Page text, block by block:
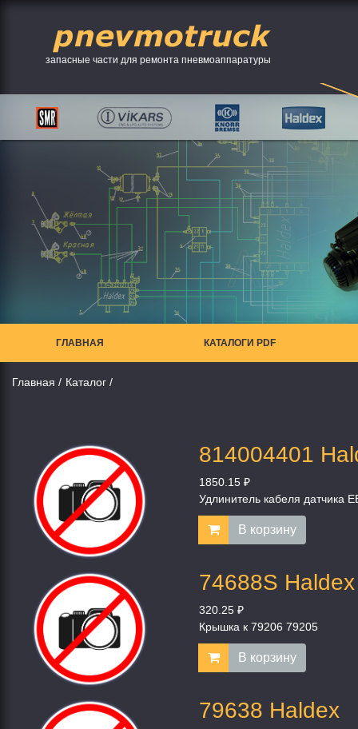
запасные части для ремонта пневмоаппаратуры
ГЛАВНАЯ КАТАЛОГИ PDF
Главная Каталог
814004401
1850.15 ₽
Удлинитель кабеля датчика
В корзину
74688S Haldex
320.25 ₽
Крышка к 79206 79205
В корзину
79638 Haldex